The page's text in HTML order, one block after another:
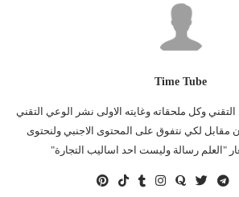
Time Tube
وكل ملحقاته وغايته الاولى نشر الوعي التقني
مقابل لكي نتفوق على المحتوى الاجنبي ولنحتوى
"العلم رسالة وليست احد اساليب التجارة"